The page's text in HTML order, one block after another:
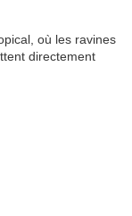
où les ravines
directement